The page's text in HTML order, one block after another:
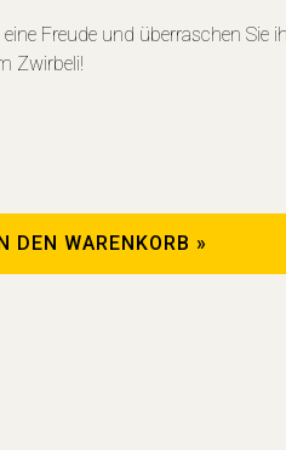
eine Freude und überraschen
Zwirbeli!
DEN WARENKORB »